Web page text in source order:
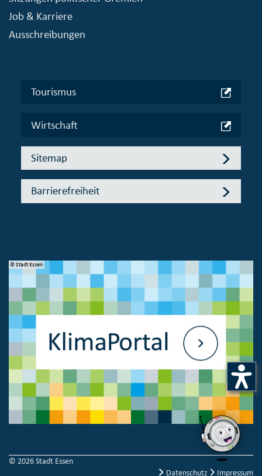
Job & Karriere
Ausschreibungen
Tourismus
Wirtschaft
Sitemap
Barrierefreiheit
© Stadt Essen
© 2026 Stadt Essen
Datenschutz
Impressum